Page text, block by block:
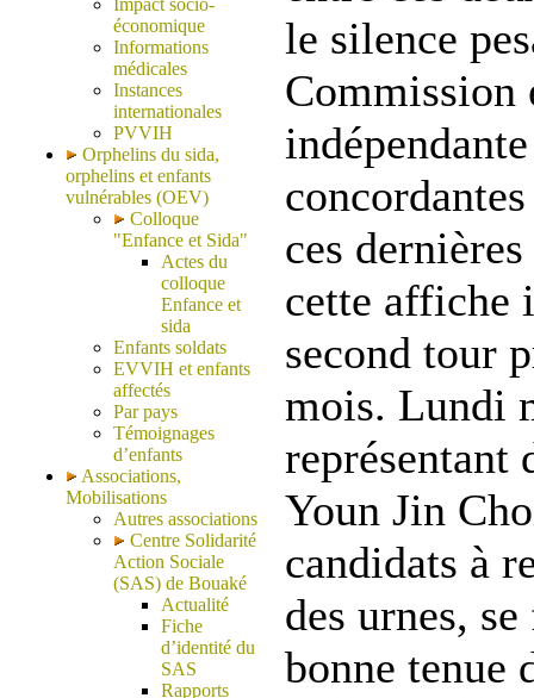
Impact socio-
économique
Informations
médicales
Instances
internationales
PVVIH
Orphelins du sida,
orphelins et enfants
vulnérables (OEV)
Colloque
"Enfance et Sida"
Actes du
colloque
Enfance et
sida
Enfants soldats
EVVIH et enfants
affectés
Par pays
Témoignages
d’enfants
Associations,
Mobilisations
Autres associations
Centre Solidarité
Action Sociale
(SAS) de Bouaké
Actualité
Fiche
d’identité du
SAS
Rapports
le silence
Commission
ces
cette affiche
second tour
mois. Lundi
représentant
Youn Jin
candidats à
des urnes,
bonne tenue